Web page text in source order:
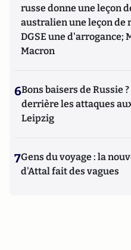
russe donne une leçon
australien une leçon de
DGSE une d'arrogance;
Macron
6Bons baisers de Russie
derrière les attaques
Leipzig
7Gens du voyage : la
d'Attal fait des vagues